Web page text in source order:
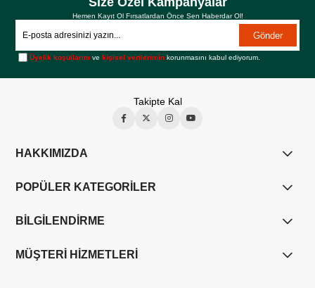
Hemen Kayıt Ol Fırsatlardan Önce Sen Haberdar Ol!
Gönder
Üyelik koşullarını vekişisel verilerimin korunmasını kabul ediyorum.
Takipte Kal
HAKKIMIZDA
POPÜLER KATEGORİLER
BİLGİLENDİRME
MÜŞTERİ HİZMETLERİ